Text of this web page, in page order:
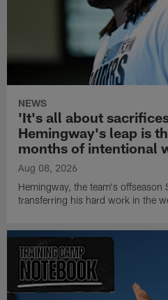
NEWS
'It's all about
Hemingway's leap is
months of intentional
Aug 08, 2026
Hemingway, the team's
transferring his hard work in the